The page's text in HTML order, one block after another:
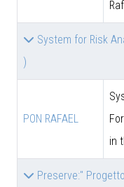
System for Risk
)
PON RAFAEL
in
Preserve:"